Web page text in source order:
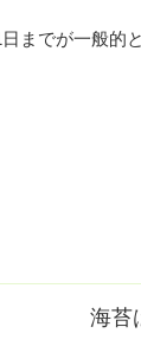
までが一般的
海苔